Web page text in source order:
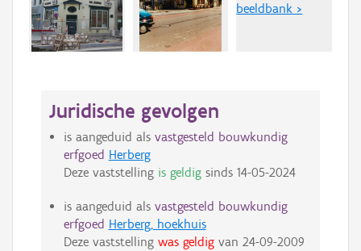
beeldbank >
Juridische gevolgen
is aangeduid als vastgesteld bouwkundig
erfgoed Herberg
Deze vaststelling is geldigsinds 14-05-2024
is aangeduid als vastgesteld bouwkundig
erfgoed Herberg, hoekhuis
Deze vaststelling was geldigvan 24-09-2009